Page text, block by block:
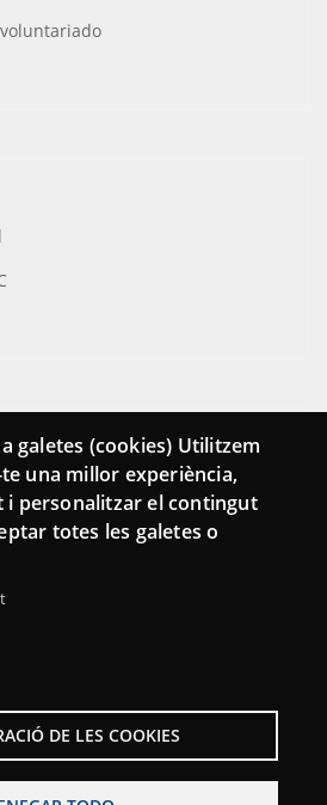
galetes (cookies) Utilitzem
una millor experiència,
i personalitzar el contingut
totes les galetes o
DE LES COOKIES